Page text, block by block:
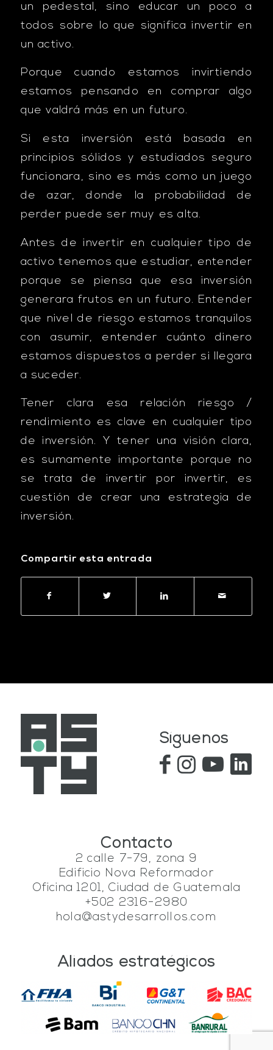
un pedestal, sino educar un poco a
todos sobre lo que significa invertir en
un activo.
Porque cuando estamos invirtiendo
estamos pensando en comprar algo
que valdrá más en un futuro.
Si esta inversión está basada en
principios sólidos y estudiados seguro
funcionara, sino es más como un juego
de azar, donde la probabilidad de
perder puede ser muy es alta.
Antes de invertir en cualquier tipo de
activo tenemos que estudiar, entender
porque se piensa que esa inversión
generara frutos en un futuro. Entender
que nivel de riesgo estamos tranquilos
con asumir, entender cuánto dinero
estamos dispuestos a perder si llegara
a suceder.
Tener clara esa relación riesgo /
rendimiento es clave en cualquier tipo
de inversión. Y tener una visión clara,
es sumamente importante porque no
se trata de invertir por invertir, es
cuestión de crear una estrategia de
inversión.
Compartir esta entrada
Síguenos
Contacto
2 calle 7-79, zona 9
Edificio Nova Reformador
Oficina 1201, Ciudad de Guatemala
+502 2316-2980
hola@astydesarrollos.com
Aliados estratégicos